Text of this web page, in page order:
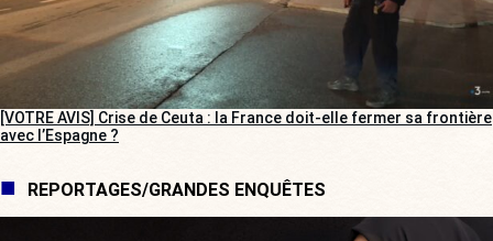
[VOTRE AVIS] Crise de Ceuta : la France doit-elle fermer sa frontière
avec l’Espagne ?
REPORTAGES/GRANDES ENQUÊTES